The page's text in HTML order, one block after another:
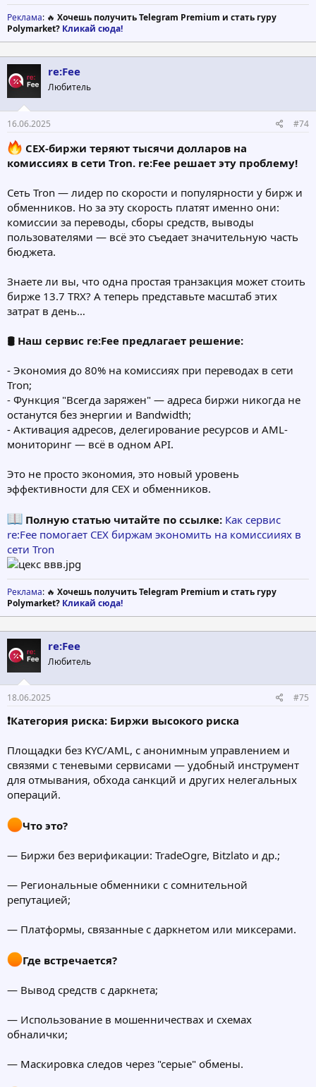
Реклама: 🔥 Хочешь получить Telegram Premium и стать гуру
Polymarket? Кликай сюда!
re:Fee
Любитель
16.06.2025 #74
CEX-биржи теряют тысячи долларов на
комиссиях в сети Tron. re:Fee решает эту проблему!
Сеть Tron — лидер по скорости и популярности у бирж и
обменников. Но за эту скорость платят именно они:
комиссии за переводы, сборы средств, выводы
пользователями — всё это съедает значительную часть
бюджета.
Знаете ли вы, что одна простая транзакция может стоить
бирже 13.7 TRX? А теперь представьте масштаб этих
затрат в день…
🛢 Наш сервис re:Fee предлагает решение:
- Экономия до 80% на комиссиях при переводах в сети
Tron;
- Функция "Всегда заряжен" — адреса биржи никогда не
останутся без энергии и Bandwidth;
- Активация адресов, делегирование ресурсов и AML-
мониторинг — всё в одном API.
Это не просто экономия, это новый уровень
эффективности для CEX и обменников.
Полную статью читайте по ссылке: Как сервис
re:Fee помогает CEX биржам экономить на комиссииях в
сети Tron
Реклама: 🔥 Хочешь получить Telegram Premium и стать гуру
Polymarket? Кликай сюда!
re:Fee
Любитель
18.06.2025 #75
❗️Категория риска: Биржи высокого риска
Площадки без KYC/AML, с анонимным управлением и
связями с теневыми сервисами — удобный инструмент
для отмывания, обхода санкций и других нелегальных
операций.
Что это?
— Биржи без верификации: TradeOgre, Bitzlato и др.;
— Региональные обменники с сомнительной
репутацией;
— Платформы, связанные с даркнетом или миксерами.
Где встречается?
— Вывод средств с даркнета;
— Использование в мошенничествах и схемах
обналички;
— Маскировка следов через "серые" обмены.